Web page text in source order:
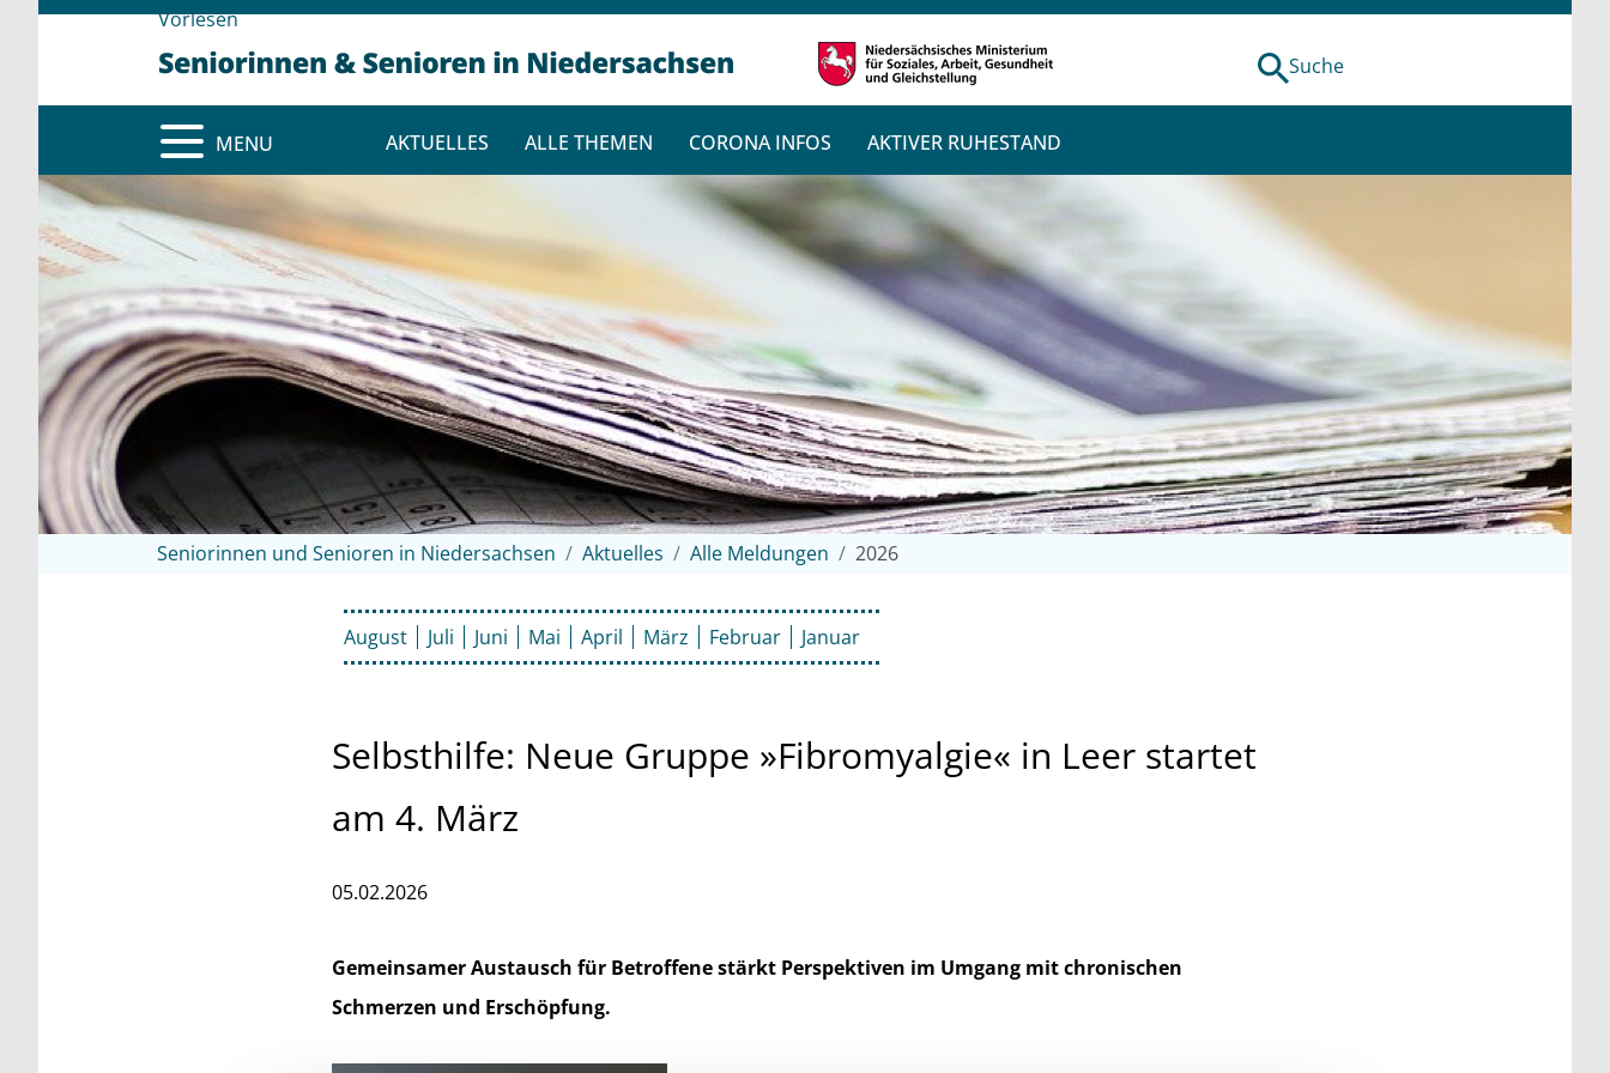
Vorlesen
Suche
MENU AKTUELLES ALLE THEMEN CORONA INFOS AKTIVER RUHESTAND
Seniorinnen und Senioren in Niedersachsen Aktuelles Alle Meldungen 2026
August Juli Juni Mai April März Februar Januar
Selbsthilfe: Neue Gruppe »Fibromyalgie« in Leer startet
am 4. März
05.02.2026
Gemeinsamer Austausch für Betroffene stärkt Perspektiven im Umgang mit chronischen
Schmerzen und Erschöpfung.